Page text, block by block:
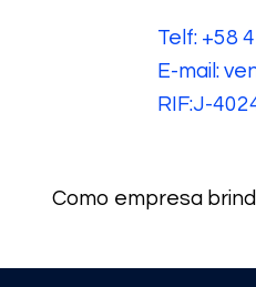
Telf: +58
E-mail:
RIF:J-
Como empresa